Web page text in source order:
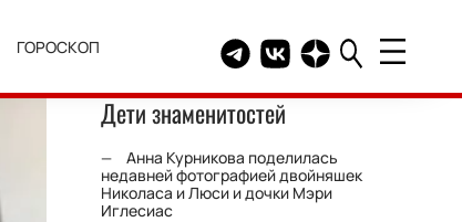
ГОРОСКОП Telegram канал HELLO
Группа HELLO
Канал HELLO в
Дети знаменитостей
Анна Курникова поделилась
недавней фотографией двойняшек
Николаса и Люси и дочки Мэри
Иглесиас